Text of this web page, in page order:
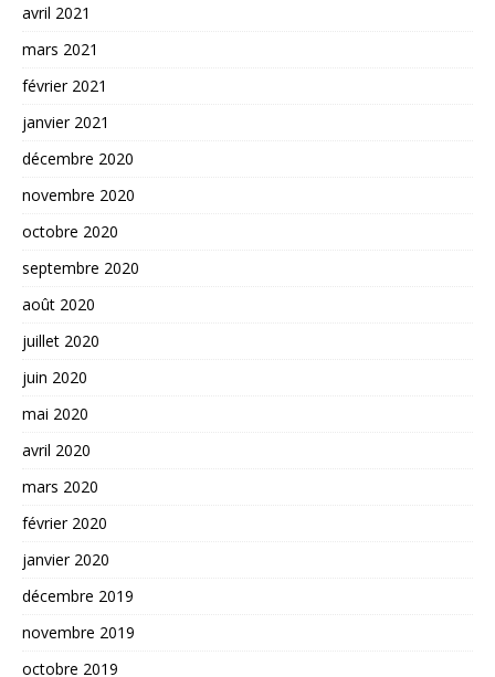
avril 2021
mars 2021
février 2021
janvier 2021
décembre 2020
novembre 2020
octobre 2020
septembre 2020
août 2020
juillet 2020
juin 2020
mai 2020
avril 2020
mars 2020
février 2020
janvier 2020
décembre 2019
novembre 2019
octobre 2019